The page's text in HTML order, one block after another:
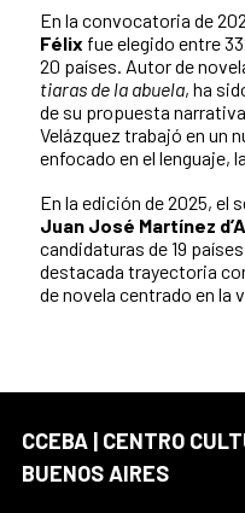
En la convocatoria de
Félix fue elegido entre
20 países. Autor de
tiaras de la abuela, ha
de su propuesta
Velázquez trabajó en un
enfocado en el lenguaje,
En la edición de 2025, el
Juan José Martínez
candidaturas de 19
destacada trayectoria
de novela centrado en la
CCEBA | CENTRO
BUENOS AIRES